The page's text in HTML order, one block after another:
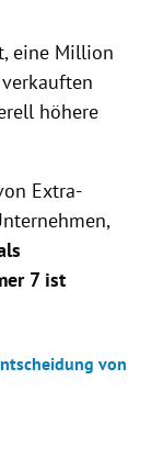
eine Million
höhere
Extra-
7 ist
von